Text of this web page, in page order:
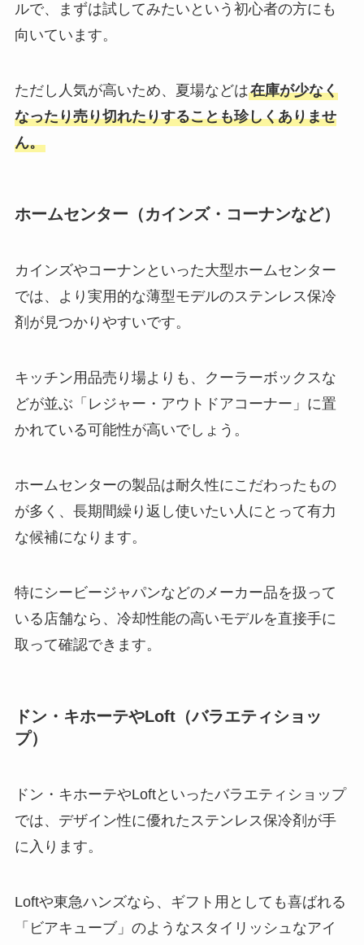
ルで、まずは試してみたいという初心者の方にも
向いています。
ただし人気が高いため、夏場などは在庫が少なく
なったり売り切れたりすることも珍しくありませ
ん。
ホームセンター（カインズ・コーナンなど）
カインズやコーナンといった大型ホームセンター
では、より実用的な薄型モデルのステンレス保冷
剤が見つかりやすいです。
キッチン用品売り場よりも、クーラーボックスな
どが並ぶ「レジャー・アウトドアコーナー」に置
かれている可能性が高いでしょう。
ホームセンターの製品は耐久性にこだわったもの
が多く、長期間繰り返し使いたい人にとって有力
な候補になります。
特にシービージャパンなどのメーカー品を扱って
いる店舗なら、冷却性能の高いモデルを直接手に
取って確認できます。
ドン・キホーテやLoft（バラエティショッ
プ）
ドン・キホーテやLoftといったバラエティショップ
では、デザイン性に優れたステンレス保冷剤が手
に入ります。
Loftや東急ハンズなら、ギフト用としても喜ばれる
「ビアキューブ」のようなスタイリッシュなアイ